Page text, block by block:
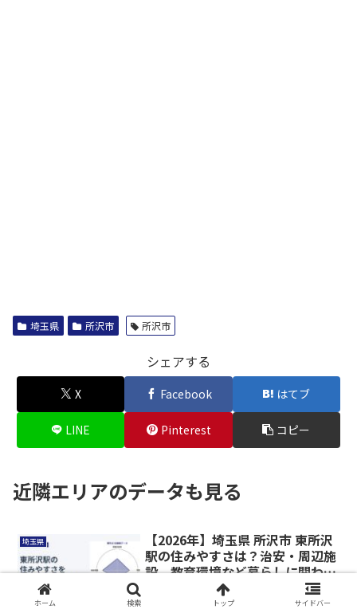
埼玉県 所沢市 所沢市
シェアする
X Facebook はてブ
LINE Pinterest コピー
近隣エリアのデータも見る
埼玉県
【2026年】埼玉県 所沢市 東所沢
駅の住みやすさは？治安・周辺施
設、教育環境など暮らしに関わる
ホーム 検索 トップ サイドバー